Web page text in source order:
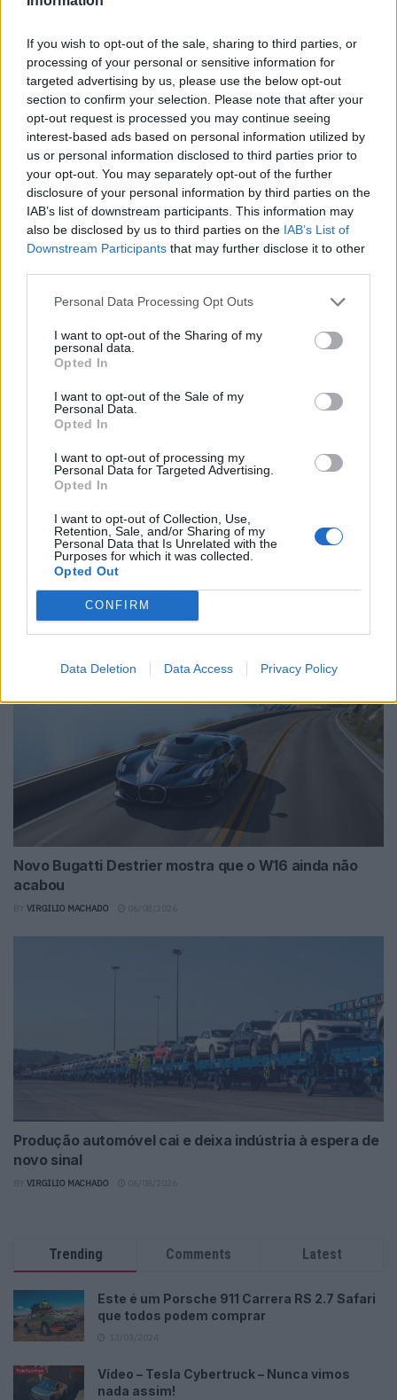
If you wish to opt-out of the sale, sharing to third parties, or
processing of your personal or sensitive information for
targeted advertising by us, please use the below opt-out
section to confirm your selection. Please note that after your
opt-out request is processed you may continue seeing
interest-based ads based on personal information utilized by
us or personal information disclosed to third parties prior to
your opt-out. You may separately opt-out of the further
disclosure of your personal information by third parties on the
IAB’s list of downstream participants. This information may
also be disclosed by us to third parties on the IAB’s List of
Downstream Participants that may further disclose it to other
Personal Data Processing Opt Outs
I want to opt-out of the Sharing of my
personal data.
Opted In
I want to opt-out of the Sale of my
Personal Data.
Opted In
I want to opt-out of processing my
Personal Data for Targeted Advertising.
Opted In
I want to opt-out of Collection, Use,
Retention, Sale, and/or Sharing of my
Personal Data that Is Unrelated with the
Purposes for which it was collected.
Opted Out
CONFIRM
Data Deletion Data Access Privacy Policy
de condução: saiba o que
muda
Tags: ESS luzes de emergência sistema
travagem
UE
União Europeia
Virgilio Machado
Related Posts
Smart #2 revela-se — mas ainda guarda
segredos importantes
Novo Bugatti Destrier mostra que o W16 ainda não
acabou
VIRGILIO MACHADO
Produção automóvel cai e deixa indústria à espera de
novo sinal
VIRGILIO MACHADO
Trending Comments Latest
Este é um Porsche 911 Carrera RS 2.7 Safari
que todos podem comprar
Vídeo – Tesla Cybertruck – Nunca vimos
nada assim!